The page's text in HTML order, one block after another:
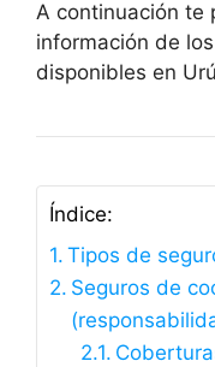
A continuación te
información de
disponibles en
Índice:
Tipos de
Seguros de